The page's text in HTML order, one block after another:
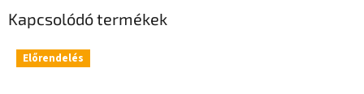
Kapcsolódó termékek
Előrendelés